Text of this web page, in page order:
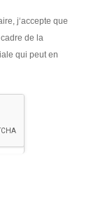
j‘accepte que
de la
qui peut en